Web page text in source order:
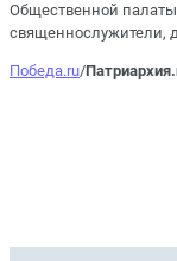
Общественной
священнослужители,
Победа.ru/